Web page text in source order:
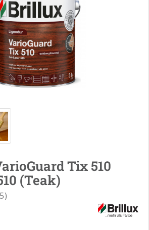
Tix 510
(Teak)
5)